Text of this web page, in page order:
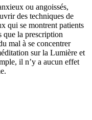
ou angoissés,
des techniques de
qui se montrent patients
que la prescription
mal à se concentrer
sur la Lumière et
il n’y a aucun effet